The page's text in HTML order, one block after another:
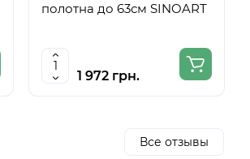
полотна до 63см SINOART
1 972 грн.
Все отзывы